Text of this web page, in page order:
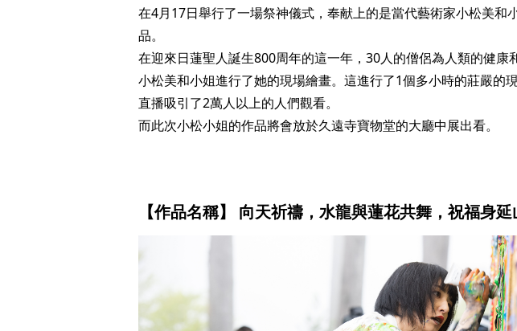
在4月17日舉行了一場祭神儀式，奉献上的是當代藝術家小松美和
品。
在迎來日蓮聖人誕生800周年的這一年，30人的僧侶為人類的健康
小松美和小姐進行了她的現場繪畫。這進行了1個多小時的莊嚴的
直播吸引了2萬人以上的人們觀看。
而此次小松小姐的作品將會放於久遠寺寶物堂的大廳中展出看。
【作品名稱】 向天祈禱，水龍與蓮花共舞，祝福身延